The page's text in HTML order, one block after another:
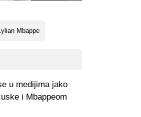
Mbappe
u medijima jako
i Mbappeom